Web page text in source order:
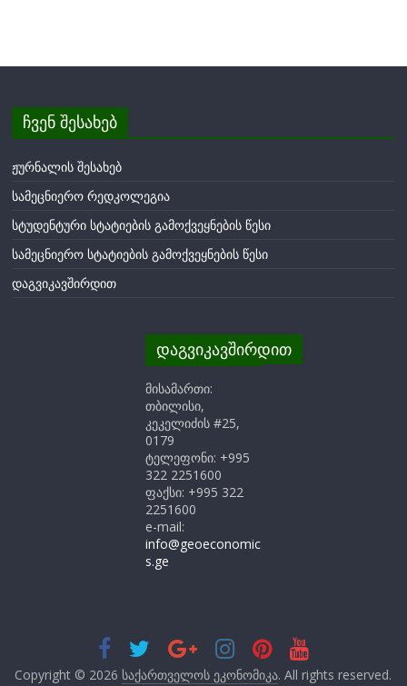
ჩვენ შესახებ
ჟურნალის შესახებ
სამეცნიერო რედკოლეგია
სტუდენტური სტატიების გამოქვეყნების წესი
სამეცნიერო სტატიების გამოქვეყნების წესი
დაგვიკავშირდით
დაგვიკავშირდით
მისამართი:
თბილისი,
კეკელიძის #25,
0179
ტელეფონი: +995
322 2251600
ფაქსი: +995 322
2251600
e-mail:
info@geoeconomic
s.ge
Copyright © 2026 საქართველოს ეკონომიკა. All rights reserved.